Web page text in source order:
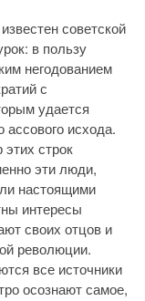
советской
в пользу
негодованием
с
удается
исхода.
строк
эти люди,
настоящими
интересы
своих отцов и
революции.
все источники
осознают самое,